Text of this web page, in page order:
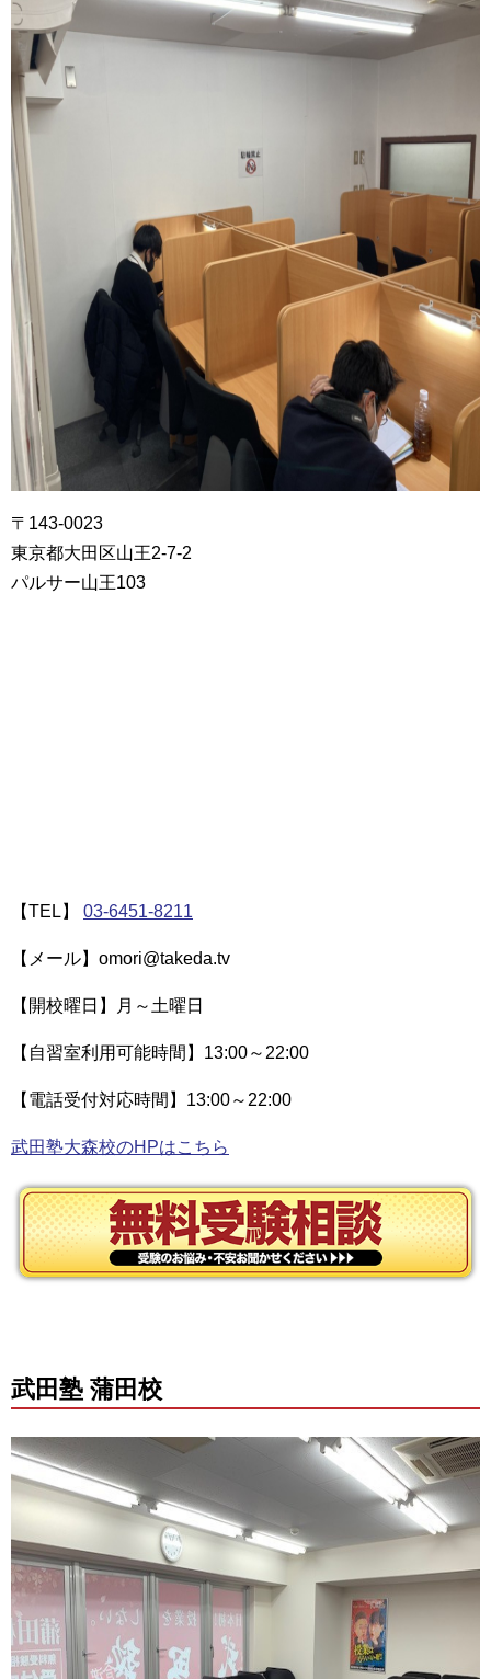
〒143-0023
東京都大田区山王2-7-2
パルサー山王103
【TEL】 03-6451-8211
【メール】omori@takeda.tv
【開校曜日】月～土曜日
【自習室利用可能時間】13:00～22:00
【電話受付対応時間】13:00～22:00
武田塾大森校のHPはこちら
武田塾 蒲田校